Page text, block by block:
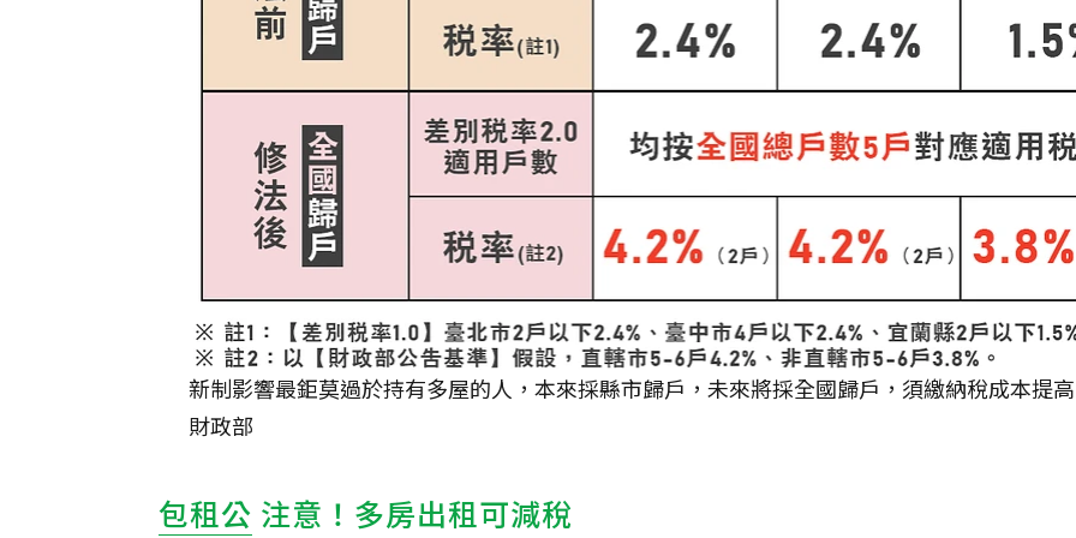
新制影響最鉅莫過於持有多屋的人，本來採縣市歸戶，未來將採全國歸戶，須繳納稅成本提
財政部
包租公 注意！多房出租可減稅